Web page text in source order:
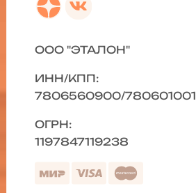
ООО "ЭТАЛОН"
ИНН/КПП:
7806560900/780601001
ОГРН:
1197847119238